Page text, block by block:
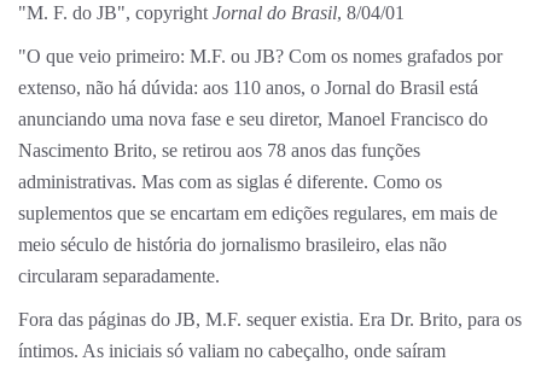
"M. F. do JB", copyright Jornal do Brasil, 8/04/01
"O que veio primeiro: M.F. ou JB? Com os nomes grafados por
extenso, não há dúvida: aos 110 anos, o Jornal do Brasil está
anunciando uma nova fase e seu diretor, Manoel Francisco do
Nascimento Brito, se retirou aos 78 anos das funções
administrativas. Mas com as siglas é diferente. Como os
suplementos que se encartam em edições regulares, em mais de
meio século de história do jornalismo brasileiro, elas não
circularam separadamente.
Fora das páginas do JB, M.F. sequer existia. Era Dr. Brito, para os
íntimos. As iniciais só valiam no cabeçalho, onde saíram